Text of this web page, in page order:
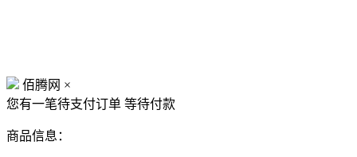
佰腾网 ×
您有一笔待支付订单 等待付款
商品信息：